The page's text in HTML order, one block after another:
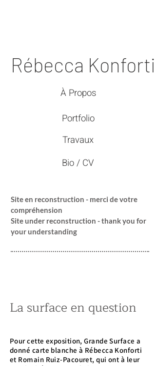
Rébecca Konforti
À Propos
Portfolio
Travaux
Bio / CV
Site en reconstruction - merci de votre
compréhension
Site under reconstruction - thank you for
your understanding
La surface en question
Pour cette exposition, Grande Surface a
donné carte blanche à Rébecca Konforti
et Romain Ruiz-Pacouret, qui ont à leur